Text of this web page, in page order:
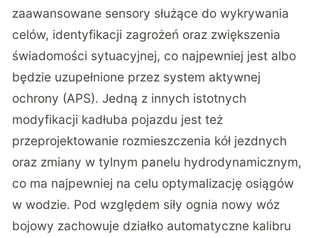
zaawansowane sensory służące do wykrywania
celów, identyfikacji zagrożeń oraz zwiększenia
świadomości sytuacyjnej, co najpewniej jest albo
będzie uzupełnione przez system aktywnej
ochrony (APS). Jedną z innych istotnych
modyfikacji kadłuba pojazdu jest też
przeprojektowanie rozmieszczenia kół jezdnych
oraz zmiany w tylnym panelu hydrodynamicznym,
co ma najpewniej na celu optymalizację osiągów
w wodzie. Pod względem siły ognia nowy wóz
bojowy zachowuje działko automatyczne kalibru